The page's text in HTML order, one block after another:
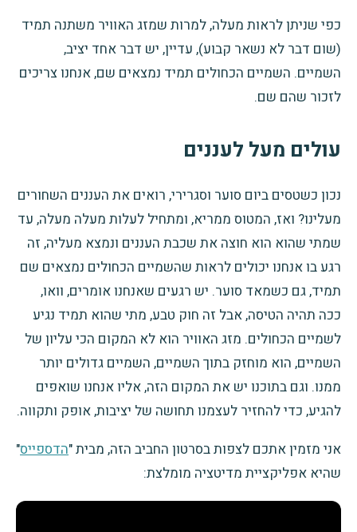
כפי שניתן לראות מעלה, למרות שמזג האוויר משתנה תמיד
(שום דבר לא נשאר קבוע), עדיין, יש דבר אחד יציב,
השמיים. השמיים הכחולים תמיד נמצאים שם, אנחנו צריכים
לזכור שהם שם.
עולים מעל לעננים
נכון כשטסים ביום סוער וסגרירי, רואים את העננים השחורים
מעלינו? ואז, המטוס ממריא, ומתחיל לעלות מעלה מעלה, עד
שמתי שהוא הוא חוצה את שכבת העננים ונמצא מעליה, זה
רגע בו אנחנו יכולים לראות שהשמיים הכחולים נמצאים שם
תמיד, גם כשמאד סוער. יש רגעים שאנחנו אומרים, וואו,
ככה תהיה הטיסה, אבל זה חוק טבע, מתי שהוא תמיד נגיע
לשמיים הכחולים. מזג האוויר הוא לא המקום הכי עליון של
השמיים, הוא מוחזק בתוך השמיים, השמיים גדולים יותר
ממנו. וגם בתוכנו יש את המקום הזה, אליו אנחנו שואפים
להגיע, כדי להחזיר לעצמנו תחושה של יציבות, אופק ותקווה.
אני מזמין אתכם לצפות בסרטון החביב הזה, מבית "הדספייס"
שהיא אפליקציית מדיטציה מומלצת: